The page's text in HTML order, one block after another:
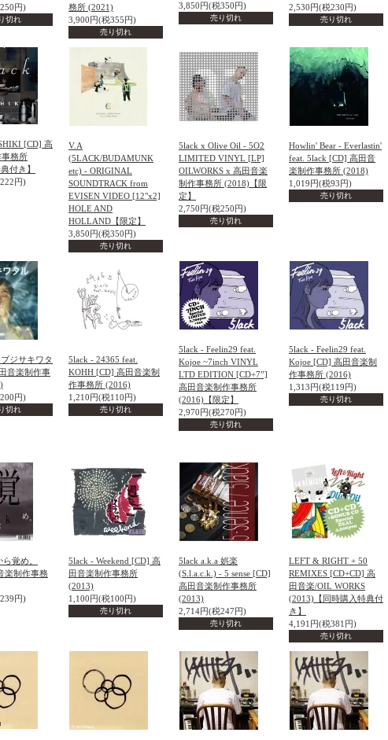
円)
切れ
務所 (2021)
3,900円(税355円)
売り切れ
3,850円(税350円)
売り切れ
2,530円(税230円)
売り切れ
[CD] 高
事務所
付き】
円)
V.A
(5LACK/BUDAMUNK
etc) - ORIGINAL
SOUNDTRACK from
EVISEN VIDEO [12"x2]
HOLE AND
HOLLAND【限定】
3,850円(税350円)
売り切れ
5lack x Olive Oil - 5O2
LIMITED VINYL [LP]
OILWORKS x 高田音楽
制作事務所 (2018)【限
定】
2,750円(税250円)
売り切れ
Howlin' Bear - Everlastin'
feat. 5lack [CD] 高田音
楽制作事務所 (2018)
1,019円(税93円)
売り切れ
ジサキワタ
音楽制作事
円)
切れ
5lack - 24365 feat.
KOHH [CD] 高田音楽制
作事務所 (2016)
1,210円(税110円)
売り切れ
5lack - Feelin29 feat.
Kojoe ~7inch VINYL
LTD EDITION [CD+7”]
高田音楽制作事務所
(2016)【限定】
2,970円(税270円)
売り切れ
5lack - Feelin29 feat.
Kojoe [CD] 高田音楽制
作事務所 (2016)
1,313円(税119円)
売り切れ
覚め。
楽制作事務
円)
5lack - Weekend [CD] 高
田音楽制作事務所
(2013)
1,100円(税100円)
売り切れ
5lack a.k.a 娯楽
(S.l.a.c.k.) - 5 sense [CD]
高田音楽制作事務所
(2013)
2,714円(税247円)
売り切れ
LEFT & RIGHT + 50
REMIXES [CD+CD] 高
田音楽/OIL WORKS
(2013)【同時購入特典付
き】
4,191円(税381円)
売り切れ